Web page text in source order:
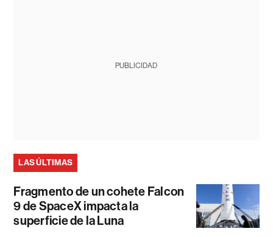
PUBLICIDAD
LAS ÚLTIMAS
Fragmento de un cohete Falcon
9 de SpaceX impacta la
superficie de la Luna